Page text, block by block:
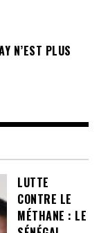
N’EST PLUS
LUTTE
CONTRE LE
MÉTHANE : LE